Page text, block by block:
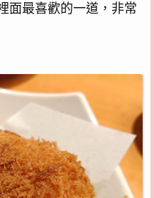
面最喜歡的一道，非常